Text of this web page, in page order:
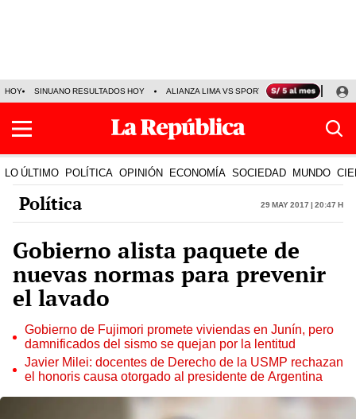
HOY SINUANO RESULTADOS HOY ALIANZA LIMA VS SPORT BOYS JORGE
LO ÚLTIMO POLÍTICA OPINIÓN ECONOMÍA SOCIEDAD MUNDO
Política 29 May 2017 | 20:47 h
Gobierno alista paquete de
nuevas normas para prevenir
el lavado
Gobierno de Fujimori promete viviendas en Junín, pero
damnificados del sismo se quejan por la lentitud
Javier Milei: docentes de Derecho de la USMP rechazan
el honoris causa otorgado al presidente de Argentina